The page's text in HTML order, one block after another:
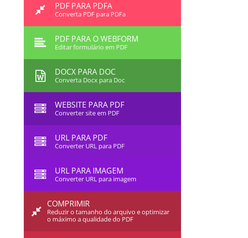
PDF PARA PDFA
Converta PDF para PDFa
PDF PARA O WEBFORM
Editar formulário em PDF
DOCX PARA DOC
Converta Docx para Doc
WEBSITE PARA PDF
Converter site em PDF
URL PARA PDF
Converter URL para PDF
URL PARA IMAGEM
Converter URL para imagem
COMPRIMIR
Reduzir o tamanho do arquivo e optimizar
o máximo a qualidade do PDF